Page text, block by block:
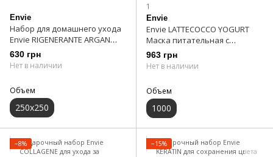
Envie
Набор для домашнего ухода
Envie RIGENERANTE ARGAN
регенерирующая Маска 250
мл + RIGENERANTE ARGAN
630 грн
Нет в наличии
Объем
250х250
1
Envie
Envie LATTECOCCO YOGURT
Маска питательная с
кокосовым молоком 1000 мл
963 грн
Нет в наличии
Объем
1000
−8% −15%